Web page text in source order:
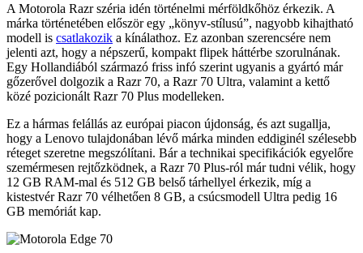
A Motorola Razr széria idén történelmi mérföldkőhöz érkezik. A
márka történetében először egy „könyv-stílusú”, nagyobb kihajtható
modell is csatlakozik a kínálathoz. Ez azonban szerencsére nem
jelenti azt, hogy a népszerű, kompakt flipek háttérbe szorulnának.
Egy Hollandiából származó friss infó szerint ugyanis a gyártó már
gőzerővel dolgozik a Razr 70, a Razr 70 Ultra, valamint a kettő
közé pozicionált Razr 70 Plus modelleken.
Ez a hármas felállás az európai piacon újdonság, és azt sugallja,
hogy a Lenovo tulajdonában lévő márka minden eddiginél szélesebb
réteget szeretne megszólítani. Bár a technikai specifikációk egyelőre
szemérmesen rejtőzködnek, a Razr 70 Plus-ról már tudni vélik, hogy
12 GB RAM-mal és 512 GB belső tárhellyel érkezik, míg a
kistestvér Razr 70 vélhetően 8 GB, a csúcsmodell Ultra pedig 16
GB memóriát kap.